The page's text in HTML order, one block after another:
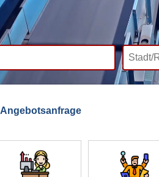
Angebotsanfrage